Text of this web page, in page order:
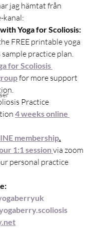
jag hämtat från
kanal:
Yoga for Scoliosis:
FREE printable yoga
practice plan.
for Scoliosis
for more support
Practice
n 4 weeks online
membership.
1:1 session via zoom
personal practice